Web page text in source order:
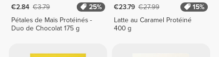
€2.84 €3.79
25%
Pétales de Maïs Protéinés -
Duo de Chocolat 175 g
€23.79 €27.99
15%
Latte au Caramel Protéiné
400 g